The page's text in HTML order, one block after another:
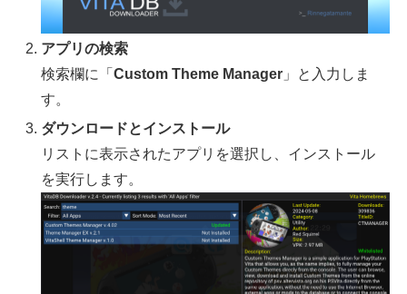
アプリの検索
検索欄に「Custom Theme Manager 」と入力しま
す。
ダウンロードとインストール
リストに表示されたアプリを選択し、インストール
を実行します。